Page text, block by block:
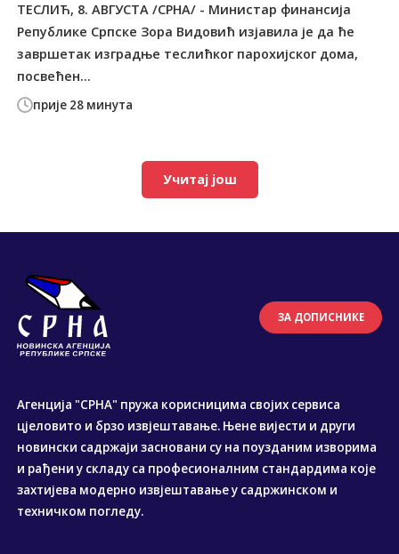
прије 28 минута
ТЕСЛИЋ, 8. АВГУСТА /СРНА/ - Министар финансија
Републике Српске Зора Видовић изјавила је да ће
завршетак изградње теслићког парохијског дома,
посвећен...
Учитај још
ЗА ДОПИСНИКЕ
Агенција "СРНА" пружа корисницима својих сервиса
цјеловито и брзо извјештавање. Њене вијести и други
новински садржаји засновани су на поузданим изворима
и рађени у складу са професионалним стандардима које
захтијева модерно извјештавање у садржинском и
техничком погледу.